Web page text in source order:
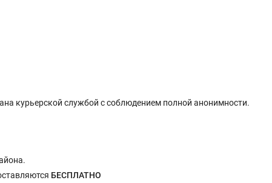
курьерской службой с соблюдением полной анонимности.
БЕСПЛАТНО